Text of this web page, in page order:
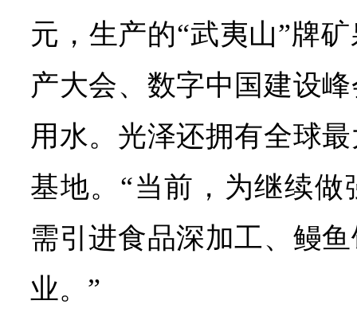
元，生产的“武夷山”牌
产大会、数字中国建设
用水。光泽还拥有全球
基地。“当前，为继续
需引进食品深加工、鳗
业。”